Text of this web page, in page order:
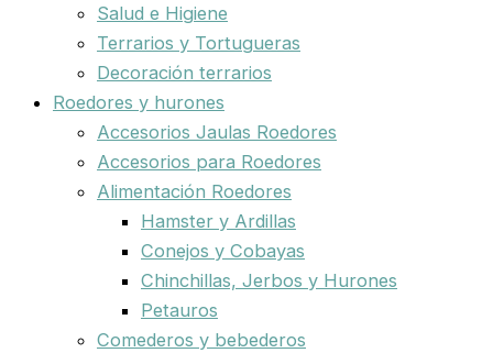
Salud e Higiene
Terrarios y Tortugueras
Decoración terrarios
Roedores y hurones
Accesorios Jaulas Roedores
Accesorios para Roedores
Alimentación Roedores
Hamster y Ardillas
Conejos y Cobayas
Chinchillas, Jerbos y Hurones
Petauros
Comederos y bebederos